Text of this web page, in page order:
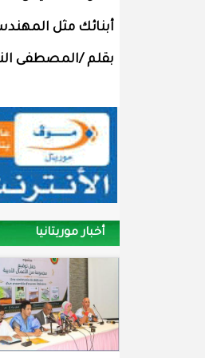
أبنائك مثل
بقلم /المصطفى
أخبار موريتانيا